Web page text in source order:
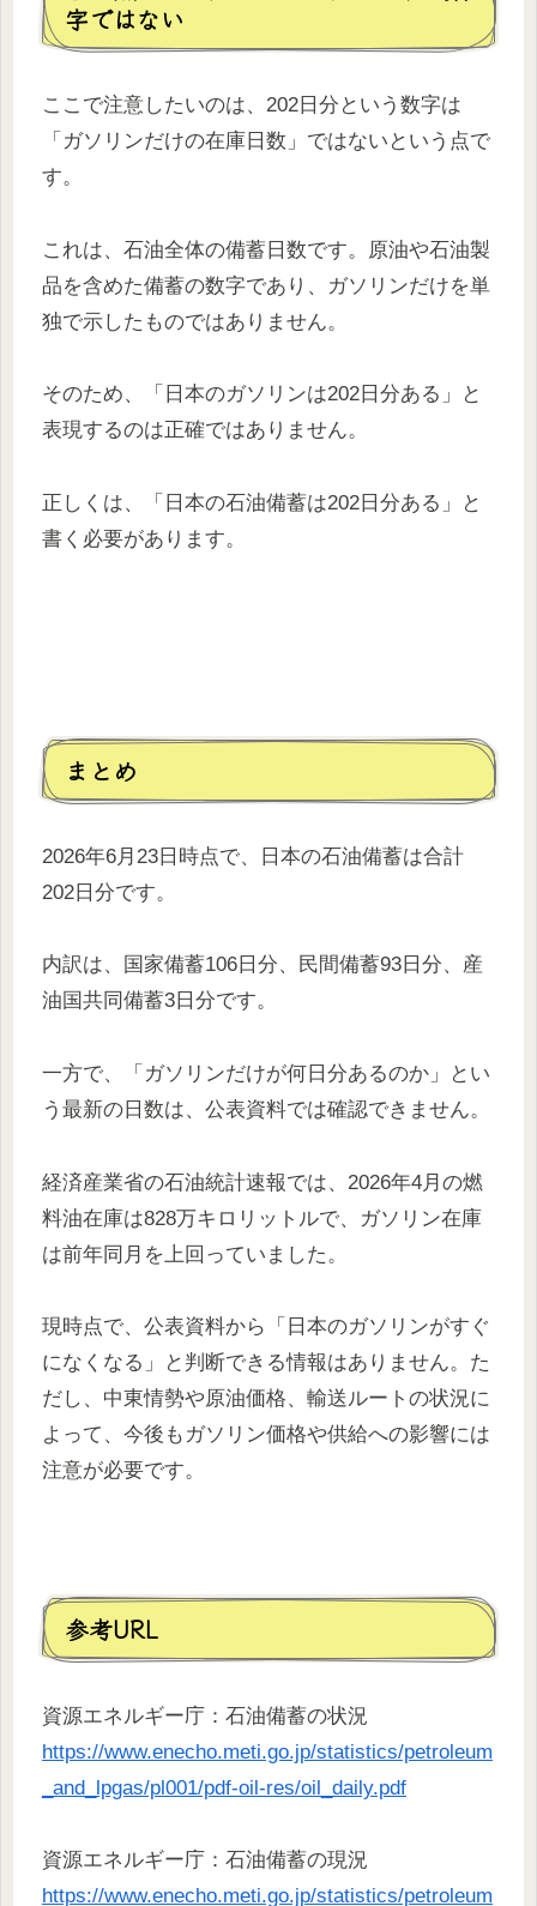
字ではない
ここで注意したいのは、202日分という数字は
「ガソリンだけの在庫日数」ではないという点で
す。
これは、石油全体の備蓄日数です。原油や石油製
品を含めた備蓄の数字であり、ガソリンだけを単
独で示したものではありません。
そのため、「日本のガソリンは202日分ある」と
表現するのは正確ではありません。
正しくは、「日本の石油備蓄は202日分ある」と
書く必要があります。
まとめ
2026年6月23日時点で、日本の石油備蓄は合計
202日分です。
内訳は、国家備蓄106日分、民間備蓄93日分、産
油国共同備蓄3日分です。
一方で、「ガソリンだけが何日分あるのか」とい
う最新の日数は、公表資料では確認できません。
経済産業省の石油統計速報では、2026年4月の燃
料油在庫は828万キロリットルで、ガソリン在庫
は前年同月を上回っていました。
現時点で、公表資料から「日本のガソリンがすぐ
になくなる」と判断できる情報はありません。た
だし、中東情勢や原油価格、輸送ルートの状況に
よって、今後もガソリン価格や供給への影響には
注意が必要です。
参考URL
資源エネルギー庁：石油備蓄の状況
https://www.enecho.meti.go.jp/statistics/petroleum
_and_lpgas/pl001/pdf-oil-res/oil_daily.pdf
資源エネルギー庁：石油備蓄の現況
https://www.enecho.meti.go.jp/statistics/petroleum